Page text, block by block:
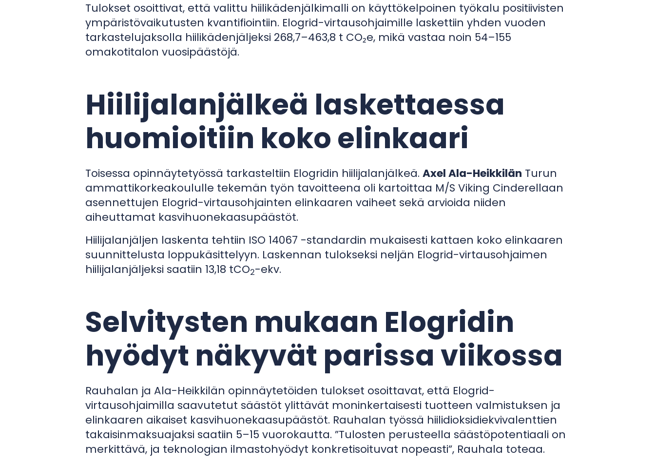
Tulokset osoittivat, että valittu hiilikädenjälkimalli on käyttökelpoinen työkalu positiivisten
ympäristövaikutusten kvantifiointiin. Elogrid-virtausohjaimille laskettiin yhden vuoden
tarkastelujaksolla hiilikädenjäljeksi 268,7–463,8 t CO₂e, mikä vastaa noin 54–155
omakotitalon vuosipäästöjä.
Hiilijalanjälkeä laskettaessa
huomioitiin koko elinkaari
Toisessa opinnäytetyössä tarkasteltiin Elogridin hiilijalanjälkeä. Axel Ala-Heikkilän Turun
ammattikorkeakoululle tekemän työn tavoitteena oli kartoittaa M/S Viking Cinderellaan
asennettujen Elogrid-virtausohjainten elinkaaren vaiheet sekä arvioida niiden
aiheuttamat kasvihuonekaasupäästöt.
Hiilijalanjäljen laskenta tehtiin ISO 14067 -standardin mukaisesti kattaen koko elinkaaren
suunnittelusta loppukäsittelyyn. Laskennan tulokseksi neljän Elogrid-virtausohjaimen
hiilijalanjäljeksi saatiin 13,18 tCO2-ekv.
Selvitysten mukaan Elogridin
hyödyt näkyvät parissa viikossa
Rauhalan ja Ala-Heikkilän opinnäytetöiden tulokset osoittavat, että Elogrid-
virtausohjaimilla saavutetut säästöt ylittävät moninkertaisesti tuotteen valmistuksen ja
elinkaaren aikaiset kasvihuonekaasupäästöt. Rauhalan työssä hiilidioksidiekvivalenttien
takaisinmaksuajaksi saatiin 5–15 vuorokautta. ”Tulosten perusteella säästöpotentiaali on
merkittävä, ja teknologian ilmastohyödyt konkretisoituvat nopeasti”, Rauhala toteaa.